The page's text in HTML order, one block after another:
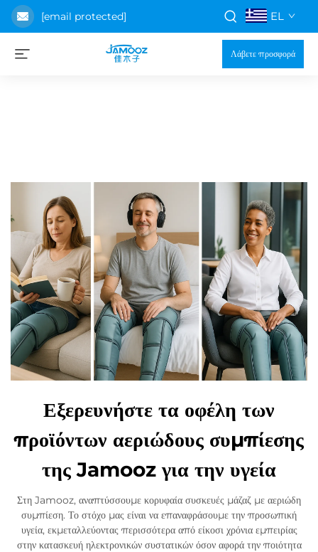
[email protected] EL
Λάβετε προσφορά
Εξερευνήστε τα οφέλη των
προϊόντων αεριώδους συμπίεσης
της Jamooz για την υγεία
Στη Jamooz, αναπτύσσουμε κορυφαία συσκευές μάζαζ με αεριώδη
συμπίεση. Το στόχο μας είναι να επαναφράσουμε την προσωπική
υγεία, εκμεταλλεύοντας περισσότερα από είκοσι χρόνια εμπειρίας
στην κατασκευή ηλεκτρονικών συστατικών όσον αφορά την ποιότητα